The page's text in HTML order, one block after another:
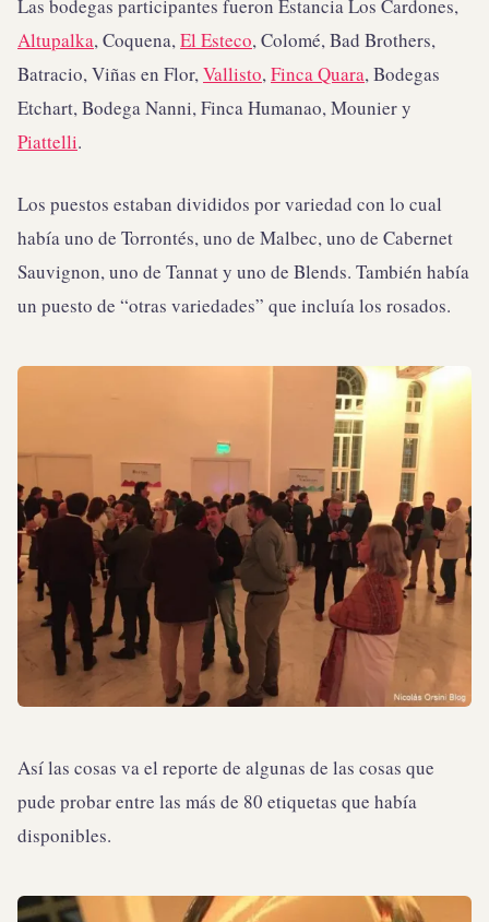
Las bodegas participantes fueron Estancia Los Cardones,
Altupalka, Coquena,El Esteco, Colomé, Bad Brothers,
Batracio, Viñas en Flor,Vallisto,Finca Quara, Bodegas
Etchart, Bodega Nanni, Finca Humanao, Mounier y
Piattelli.
Los puestos estaban divididos por variedad con lo cual
había uno de Torrontés, uno de Malbec, uno de Cabernet
Sauvignon, uno de Tannat y uno de Blends. También había
un puesto de “otras variedades” que incluía los rosados.
Así las cosas va el reporte de algunas de las cosas que
pude probar entre las más de 80 etiquetas que había
disponibles.